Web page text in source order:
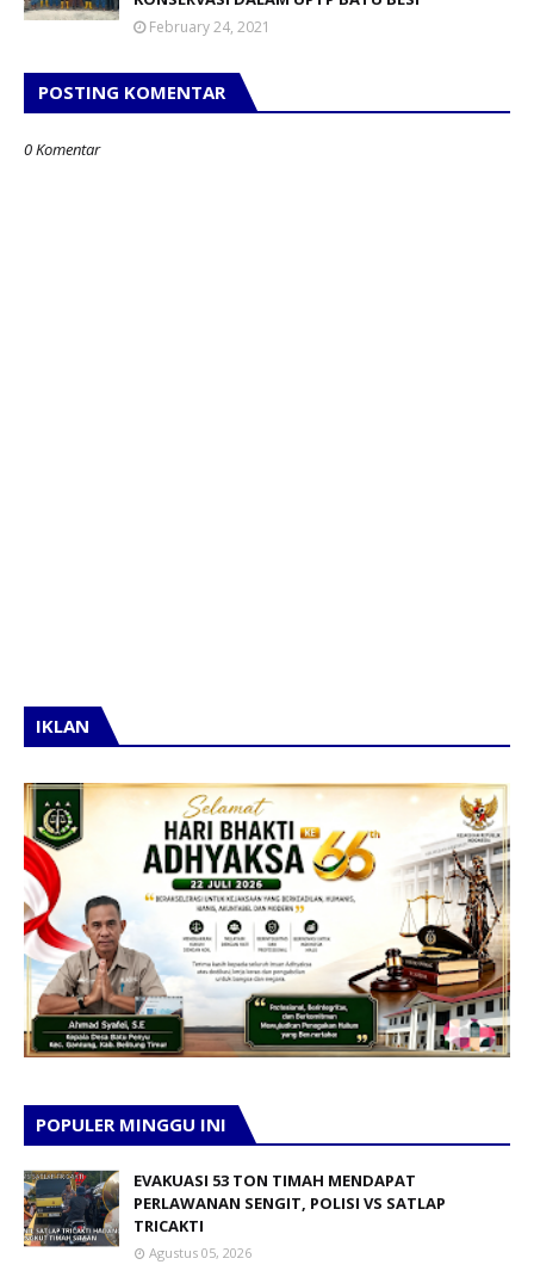
February 24, 2021
POSTING KOMENTAR
0 Komentar
IKLAN
POPULER MINGGU INI
EVAKUASI 53 TON TIMAH MENDAPAT
PERLAWANAN SENGIT, POLISI VS SATLAP
TRICAKTI
Agustus 05, 2026